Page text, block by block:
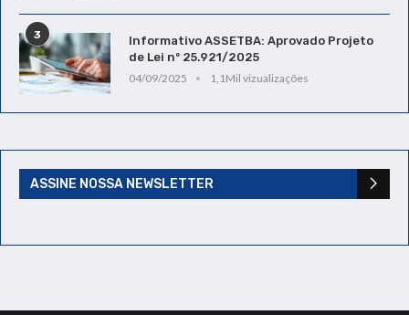
3
Informativo ASSETBA: Aprovado Projeto
de Lei nº 25.921/2025
04/09/2025
1,1Mil vizualizações
ASSINE NOSSA NEWSLETTER